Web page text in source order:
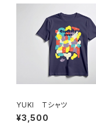
YUKI Tシャツ
¥3,500